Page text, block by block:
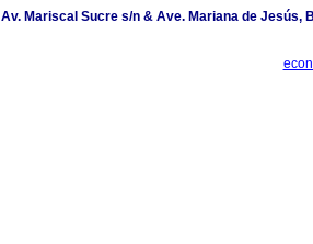
Av. Mariscal Sucre s/n & Ave. Mariana de Jesús,